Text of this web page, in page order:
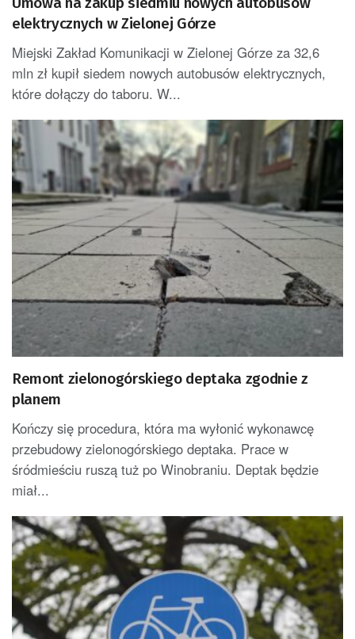
elektrycznych w Zielonej Górze
Miejski Zakład Komunikacji w Zielonej Górze za 32,6
mln zł kupił siedem nowych autobusów elektrycznych,
które dołączy do taboru. W...
Remont zielonogórskiego deptaka zgodnie z
planem
Kończy się procedura, która ma wyłonić wykonawcę
przebudowy zielonogórskiego deptaka. Prace w
śródmieściu ruszą tuż po Winobraniu. Deptak będzie
miał...